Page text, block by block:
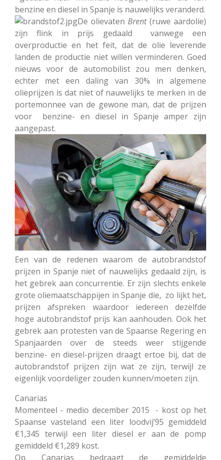
benzine en diesel in Spanje is nauwelijks veranderd.
De olievaten Brent(ruwe aardolie)
zijn flink in prijs gedaald vanwege een
overproductie en het feit, dat de olie leverende
landen de productie niet willen verminderen. Goed
nieuws voor de automobilist zou men denken,
echter met een daling van 30% in algemene
olieprijzen is dat niet of nauwelijks te merken in de
portemonnee van de gewone man, dat de prijzen
voor benzine- en diesel in Spanje amper zijn
aangepast.
Een van de redenen waarom de autobrandstof
prijzen in Spanje niet of nauwelijks gedaald zijn, is
het gebrek aan concurrentie. Er zijn slechts enkele
grote oliemaatschappijen in Spanje die, zo lijkt het,
prijzen afspreken waardoor iedereen dezelfde
hoge autobrandstof prijs kan aanhouden. Ook het
gebrek aan protesten van de Spaanse Regering en
Spanjaarden over de steeds weer stijgende
benzine- en diesel-prijzen draagt ertoe bij, dat de
autobrandstof prijzen zijn wat ze zijn, terwijl ze
eigenlijk voordeliger zouden kunnen/moeten zijn.
Canarias
Momenteel - medio december 2015 - kost op het
Spaanse vasteland een liter loodvij’95 gemiddeld
€1,345 terwijl een liter diesel er aan de pomp
gemiddeld €1,289 kost.
Op Canarias bedraagt de gemiddelde